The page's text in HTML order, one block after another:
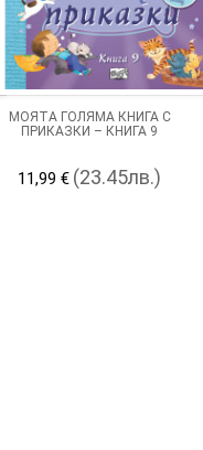
МОЯТА ГОЛЯМА КНИГА С
ПРИКАЗКИ – КНИГА 9
11,99 € (23.45лв.)